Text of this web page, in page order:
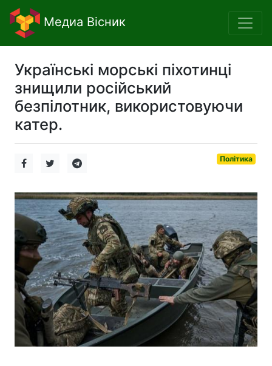
Медиа Вісник
Українські морські піхотинці
знищили російський
безпілотник, використовуючи
катер.
Політика